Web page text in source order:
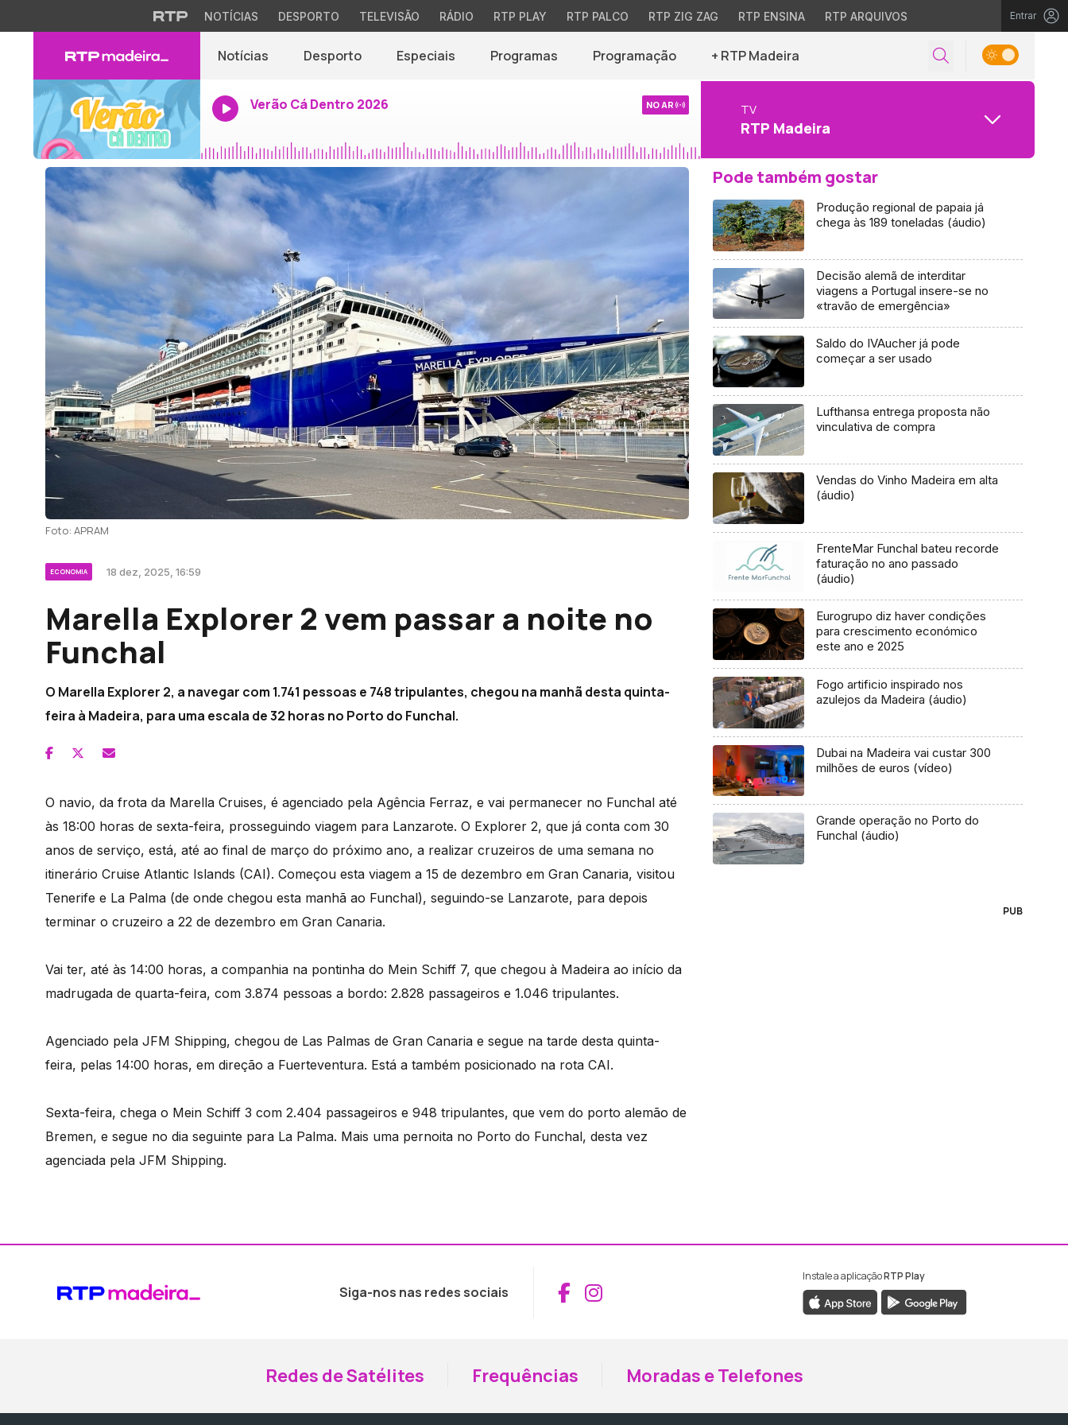
NOTÍCIAS DESPORTO TELEVISÃO RÁDIO RTP PLAY RTP PALCO RTP ZIG ZAG RTP ENSINA RTP ARQUIVOS Entrar
Notícias Desporto Especiais Programas Programação + RTP Madeira
Verão Cá Dentro 2026 NO AR TV
RTP Madeira
Foto: APRAM
ECONOMIA 18 dez, 2025, 16:59
Marella Explorer 2 vem passar a noite no
Funchal
O Marella Explorer 2, a navegar com 1.741 pessoas e 748 tripulantes, chegou na manhã desta quinta-
feira à Madeira, para uma escala de 32 horas no Porto do Funchal.
O navio, da frota da Marella Cruises, é agenciado pela Agência Ferraz, e vai permanecer no Funchal até
às 18:00 horas de sexta-feira, prosseguindo viagem para Lanzarote. O Explorer 2, que já conta com 30
anos de serviço, está, até ao final de março do próximo ano, a realizar cruzeiros de uma semana no
itinerário Cruise Atlantic Islands (CAI). Começou esta viagem a 15 de dezembro em Gran Canaria, visitou
Tenerife e La Palma (de onde chegou esta manhã ao Funchal), seguindo-se Lanzarote, para depois
terminar o cruzeiro a 22 de dezembro em Gran Canaria.
Vai ter, até às 14:00 horas, a companhia na pontinha do Mein Schiff 7, que chegou à Madeira ao início da
madrugada de quarta-feira, com 3.874 pessoas a bordo: 2.828 passageiros e 1.046 tripulantes.
Agenciado pela JFM Shipping, chegou de Las Palmas de Gran Canaria e segue na tarde desta quinta-
feira, pelas 14:00 horas, em direção a Fuerteventura. Está a também posicionado na rota CAI.
Sexta-feira, chega o Mein Schiff 3 com 2.404 passageiros e 948 tripulantes, que vem do porto alemão de
Bremen, e segue no dia seguinte para La Palma. Mais uma pernoita no Porto do Funchal, desta vez
agenciada pela JFM Shipping.
Pode também gostar
Produção regional de papaia já
chega às 189 toneladas (áudio)
Decisão alemã de interditar
viagens a Portugal insere-se no
«travão de emergência»
Saldo do IVAucher já pode
começar a ser usado
Lufthansa entrega proposta não
vinculativa de compra
Vendas do Vinho Madeira em alta
(áudio)
FrenteMar Funchal bateu recorde
faturação no ano passado
(áudio)
Eurogrupo diz haver condições
para crescimento económico
este ano e 2025
Fogo artificio inspirado nos
azulejos da Madeira (áudio)
Dubai na Madeira vai custar 300
milhões de euros (vídeo)
Grande operação no Porto do
Funchal (áudio)
PUB
Siga-nos nas redes sociais Aceder ao Facebook da RTP Madeira
Aceder ao Instagram da RTP Madeira
Instale a aplicaçãoRTP Play
Redes de Satélites Frequências Moradas e Telefones